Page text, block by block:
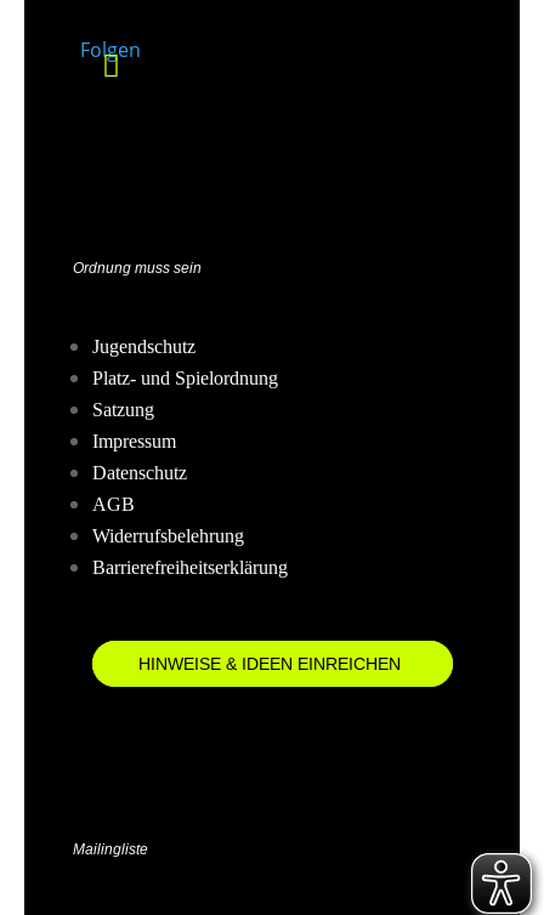
Folgen
Ordnung muss sein
Jugendschutz
Platz- und Spielordnung
Satzung
Impressum
Datenschutz
AGB
Widerrufsbelehrung
Barrierefreiheitserklärung
HINWEISE & IDEEN EINREICHEN
Mailingliste